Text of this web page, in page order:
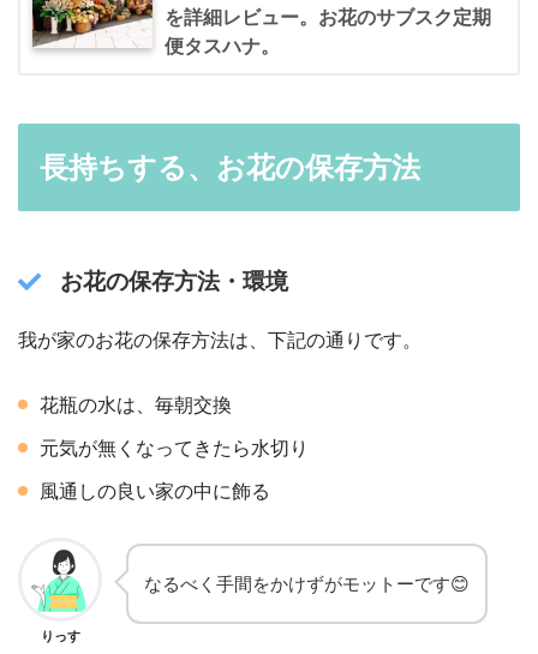
を詳細レビュー。お花のサブスク定期
便タスハナ。
長持ちする、お花の保存方法
お花の保存方法・環境
我が家のお花の保存方法は、下記の通りです。
花瓶の水は、毎朝交換
元気が無くなってきたら水切り
風通しの良い家の中に飾る
りっす
なるべく手間をかけずがモットーです😊